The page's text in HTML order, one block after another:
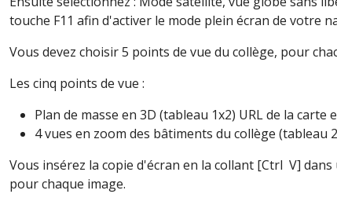
touche F11 afin d'activer le mode plein écran de votre
Vous devez choisir 5 points de vue du collège, pour
Les cinq points de vue :
Plan de masse en 3D (tableau 1x2) URL de la
4 vues en zoom des bâtiments du collège (tableau
Vous insérez la copie d'écran en la collant [Ctrl V]
pour chaque image.